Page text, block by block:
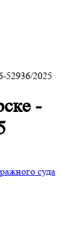
52936/2025
-
суда